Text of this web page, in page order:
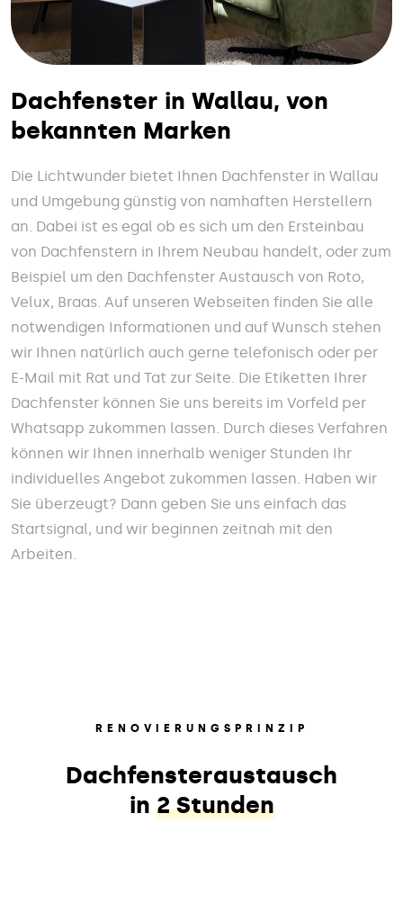
Dachfenster in Wallau, von
bekannten Marken
Die Lichtwunder bietet Ihnen Dachfenster in Wallau
und Umgebung günstig von namhaften Herstellern
an. Dabei ist es egal ob es sich um den Ersteinbau
von Dachfenstern in Ihrem Neubau handelt, oder zum
Beispiel um den Dachfenster Austausch von Roto,
Velux, Braas. Auf unseren Webseiten finden Sie alle
notwendigen Informationen und auf Wunsch stehen
wir Ihnen natürlich auch gerne telefonisch oder per
E-Mail mit Rat und Tat zur Seite. Die Etiketten Ihrer
Dachfenster können Sie uns bereits im Vorfeld per
Whatsapp zukommen lassen. Durch dieses Verfahren
können wir Ihnen innerhalb weniger Stunden Ihr
individuelles Angebot zukommen lassen. Haben wir
Sie überzeugt? Dann geben Sie uns einfach das
Startsignal, und wir beginnen zeitnah mit den
Arbeiten.
RENOVIERUNGSPRINZIP
Dachfensteraustausch
in 2 Stunden